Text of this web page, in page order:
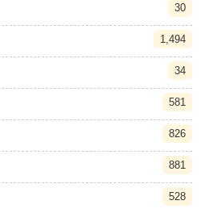
30
1,494
34
581
826
881
528